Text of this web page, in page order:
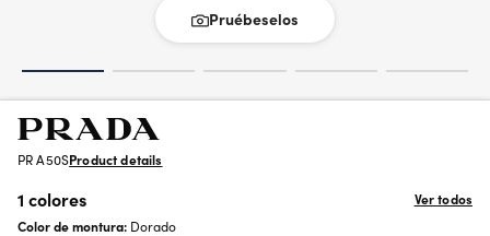
Pruébeselos
PR A50SProduct details
1 colores
Ver todos
Color de montura: Dorado